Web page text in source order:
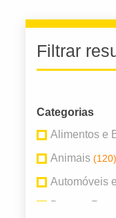
Filtrar
Categorias
Alimentos e
Animais (120)
Automóveis
Bares e